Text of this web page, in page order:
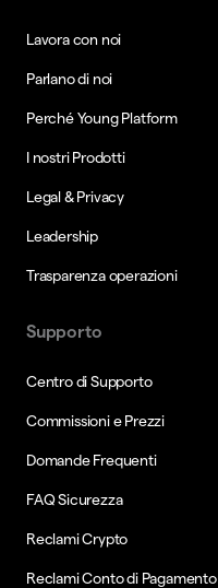
Lavora con noi
Parlano di noi
Perché Young Platform
I nostri Prodotti
Legal & Privacy
Leadership
Trasparenza operazioni
Supporto
Centro di Supporto
Commissioni e Prezzi
Domande Frequenti
FAQ Sicurezza
Reclami Crypto
Reclami Conto di Pagamento